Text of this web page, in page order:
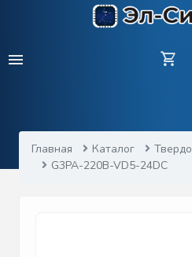
Главная Каталог
G3PA-220B-VD5-24DC